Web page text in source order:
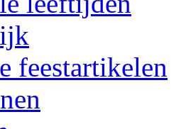
feestartikelen